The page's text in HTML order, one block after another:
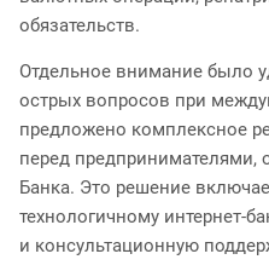
обязательств.
Отдельное внимание было
острых вопросов при
предложено комплексное
перед предпринимателями,
Банка. Это решение
технологичному интернет-
и консультационную